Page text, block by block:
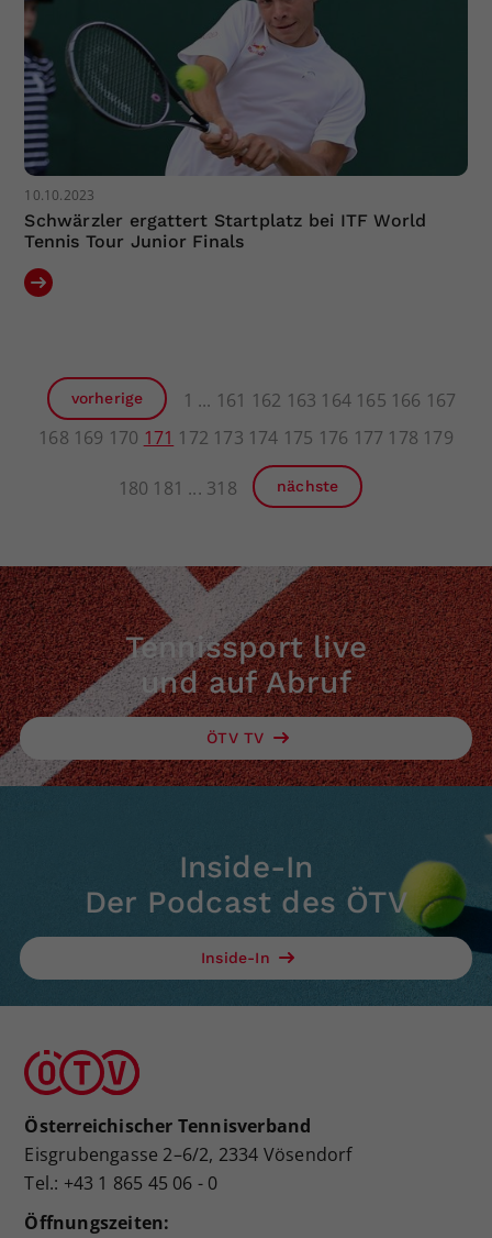
10.10.2023
Schwärzler ergattert Startplatz bei ITF World
Tennis Tour Junior Finals
vorherige 1 161 162 163 164 165 166 167
168 169 170 171 172 173 174 175 176 177 178 179
180 181 318 nächste
Tennissport live
und auf Abruf
ÖTV TV
Inside-In
Der Podcast des ÖTV
Inside-In
Österreichischer Tennisverband
Eisgrubengasse 2–6/2, 2334 Vösendorf
Tel.: +43 1 865 45 06 - 0
Öffnungszeiten: